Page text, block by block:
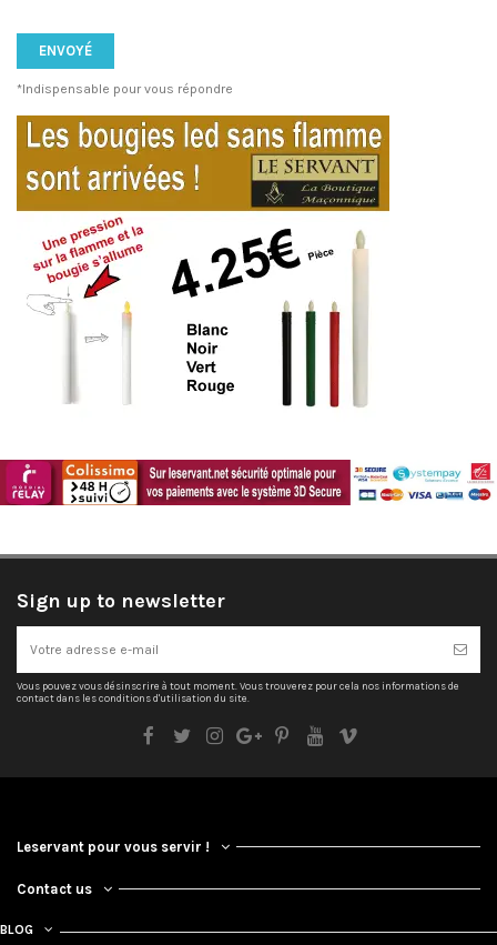
*Indispensable pour vous répondre
Sign up to newsletter
Vous pouvez vous désinscrire à tout moment. Vous trouverez pour cela nos informations de
contact dans les conditions d'utilisation du site.
Leservant pour vous servir !
Contact us
BLOG